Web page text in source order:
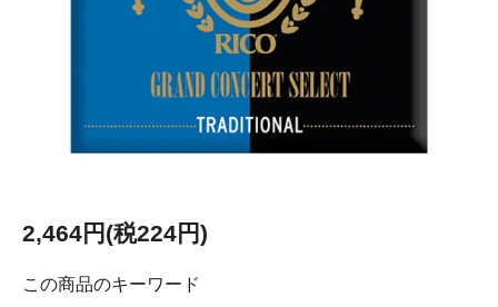
2,464円(税224円)
この商品のキーワード